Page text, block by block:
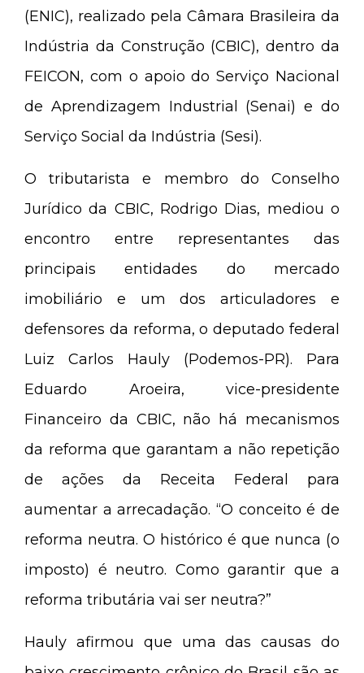
(ENIC), realizado pela Câmara Brasileira da
Indústria da Construção (CBIC), dentro da
FEICON, com o apoio do Serviço Nacional
de Aprendizagem Industrial (Senai) e do
Serviço Social da Indústria (Sesi).
O tributarista e membro do Conselho
Jurídico da CBIC, Rodrigo Dias, mediou o
encontro entre representantes das
principais entidades do mercado
imobiliário e um dos articuladores e
defensores da reforma, o deputado federal
Luiz Carlos Hauly (Podemos-PR). Para
Eduardo Aroeira, vice-presidente
Financeiro da CBIC, não há mecanismos
da reforma que garantam a não repetição
de ações da Receita Federal para
aumentar a arrecadação. “O conceito é de
reforma neutra. O histórico é que nunca (o
imposto) é neutro. Como garantir que a
reforma tributária vai ser neutra?”
Hauly afirmou que uma das causas do